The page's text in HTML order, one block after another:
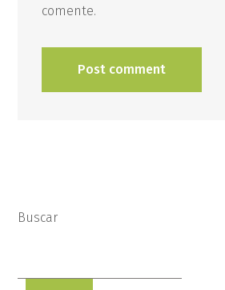
comente.
Buscar